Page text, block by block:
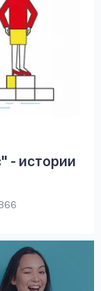
- истории